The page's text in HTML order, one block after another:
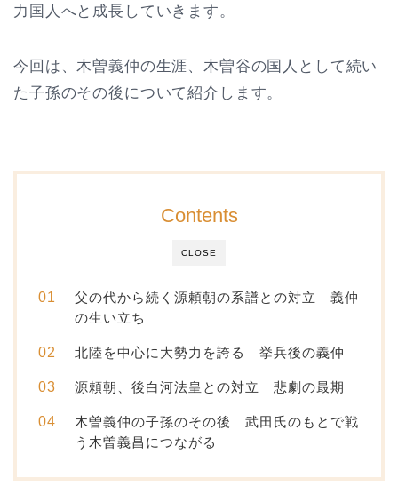
力国人へと成長していきます。
今回は、木曽義仲の生涯、木曽谷の国人として続い
た子孫のその後について紹介します。
CLOSE
Contents
父の代から続く源頼朝の系譜との対立 義仲
の生い立ち
北陸を中心に大勢力を誇る 挙兵後の義仲
源頼朝、後白河法皇との対立 悲劇の最期
木曽義仲の子孫のその後 武田氏のもとで戦
う木曽義昌につながる